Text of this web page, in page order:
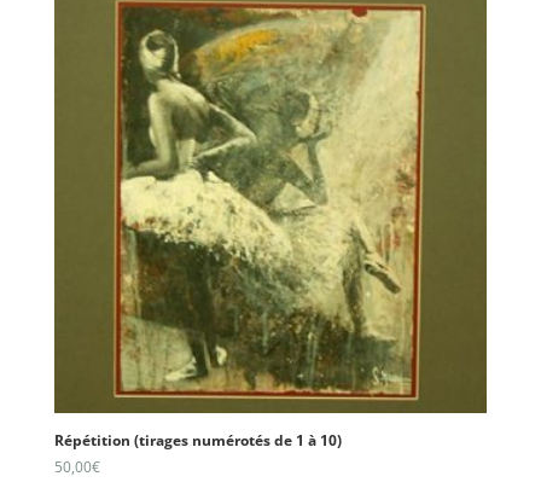
Répétition (tirages numérotés de 1 à 10)
50,00€